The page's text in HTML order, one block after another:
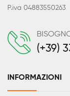
P.iva 04883550263
(+39)
INFORMAZIONI